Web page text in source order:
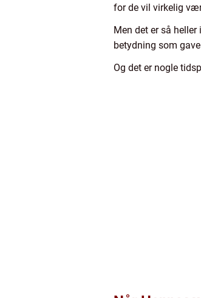
for de vil virkelig
Men det er så
betydning som
Og det er nogle